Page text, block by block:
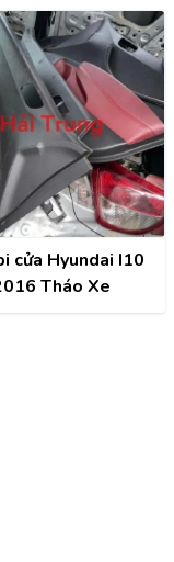
cửa Hyundai I10
Tháo Xe